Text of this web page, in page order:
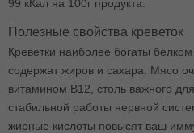
99 кКал на 100г продукта.
Полезные свойства креветок
Креветки наиболее богаты
содержат жиров и сахара. Мясо
витамином В12, столь важного
стабильной работы нервной
жирные кислоты повысят ваш